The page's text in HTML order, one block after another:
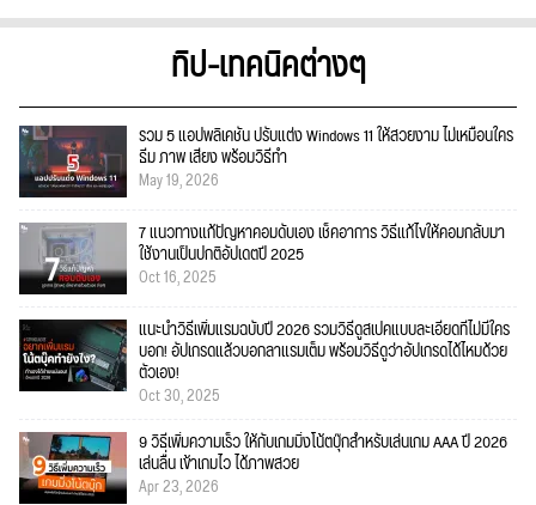
ทิป-เทคนิคต่างๆ
รวม 5 แอปพลิเคชัน ปรับแต่ง Windows 11 ให้สวยงาม ไม่เหมือนใคร
ธีม ภาพ เสียง พร้อมวิธีทำ
May 19, 2026
7 แนวทางแก้ปัญหาคอมดับเอง เช็คอาการ วิธีแก้ไขให้คอมกลับมา
ใช้งานเป็นปกติอัปเดตปี 2025
Oct 16, 2025
แนะนำวิธีเพิ่มแรมฉบับปี 2026 รวมวิธีดูสเปคแบบละเอียดที่ไม่มีใคร
บอก! อัปเกรดแล้วบอกลาแรมเต็ม พร้อมวิธีดูว่าอัปเกรดได้ไหมด้วย
ตัวเอง!
Oct 30, 2025
9 วิธีเพิ่มความเร็ว ให้กับเกมมิ่งโน้ตบุ๊กสำหรับเล่นเกม AAA ปี 2026
เล่นลื่น เข้าเกมไว ได้ภาพสวย
Apr 23, 2026